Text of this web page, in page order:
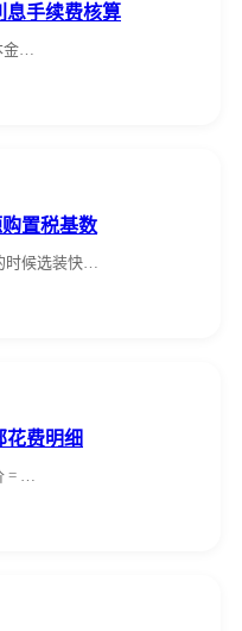
息手续费核算
…
置税基数
时候选装快…
花费明细
= …